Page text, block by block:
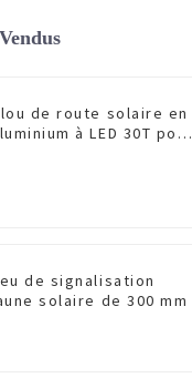
de route solaire en
à LED 30T pour
de signalisation
solaire de 300 mm